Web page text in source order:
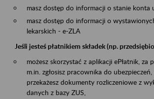
masz dostęp do informacji o stanie konta
masz dostęp do informacji o
lekarskich - e-ZLA
Jeśli jesteś płatnikiem składek (np.
możesz skorzystać z aplikacji ePłatnik, za
m.in. zgłosisz pracownika do ubezpieczeń,
przekażesz dokumenty rozliczeniowe z
danych z bazy ZUS,